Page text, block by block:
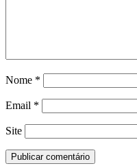
Nome *
Email *
Site